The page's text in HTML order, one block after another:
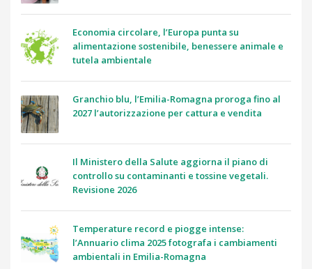
Economia circolare, l’Europa punta su
alimentazione sostenibile, benessere animale e
tutela ambientale
Granchio blu, l’Emilia-Romagna proroga fino al
2027 l’autorizzazione per cattura e vendita
Il Ministero della Salute aggiorna il piano di
controllo su contaminanti e tossine vegetali.
Revisione 2026
Temperature record e piogge intense:
l’Annuario clima 2025 fotografa i cambiamenti
ambientali in Emilia-Romagna